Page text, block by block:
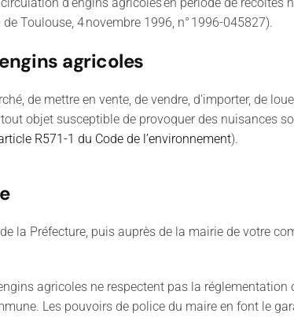
Toulouse, 4 novembre 1996, n° 1996-045827).
agricoles
de mettre en vente, de vendre, d'importer, de
objet susceptible de provoquer des nuisances
R571-1 du Code de l’environnement).
la Préfecture, puis auprès de la mairie de votre
agricoles ne respectent pas la
Les pouvoirs de police du maire en font le